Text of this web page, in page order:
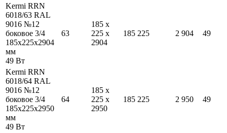
Kermi RRN
6018/63 RAL
9016 №12
боковое 3/4
185x225x2904
мм
49 Вт
63
185 x
225 x
2904
185 225 2 904 49
Kermi RRN
6018/64 RAL
9016 №12
боковое 3/4
185x225x2950
мм
49 Вт
64
185 x
225 x
2950
185 225 2 950 49